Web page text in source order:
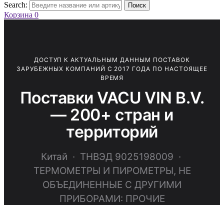
Search:
Поиск
Корзина 0
ДОСТУП К АКТУАЛЬНЫМ ДАННЫМ ПОСТАВОК
ЗАРУБЕЖНЫХ КОМПАНИЙ С 2017 ГОДА ПО НАСТОЯЩЕЕ
ВРЕМЯ
Поставки VACU VIN B.V.
— 200+ стран и
территорий
Китай · ТНВЭД 9025198009 ·
ТЕРМОМЕТРЫ И ПИРОМЕТРЫ, НЕ
ОБЪЕДИНЕННЫЕ С ДРУГИМИ
ПРИБОРАМИ: ПРОЧИЕ